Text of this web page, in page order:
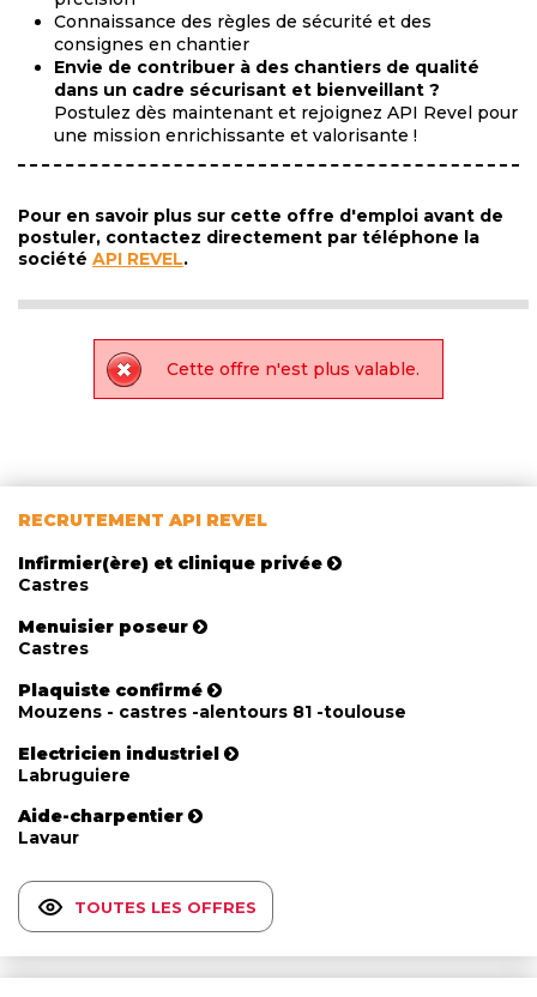
Connaissance des règles de sécurité et des
consignes en chantier
Envie de contribuer à des chantiers de qualité
dans un cadre sécurisant et bienveillant ?
Postulez dès maintenant et rejoignez API Revel pour
une mission enrichissante et valorisante !
Pour en savoir plus sur cette offre d'emploi avant de
postuler, contactez directement par téléphone la
société API REVEL.
Cette offre n'est plus valable.
RECRUTEMENT API REVEL
Infirmier(ère) et clinique privée
Castres
Menuisier poseur
Castres
Plaquiste confirmé
Mouzens - castres -alentours 81 -toulouse
Electricien industriel
Labruguiere
Aide-charpentier
Lavaur
TOUTES LES OFFRES